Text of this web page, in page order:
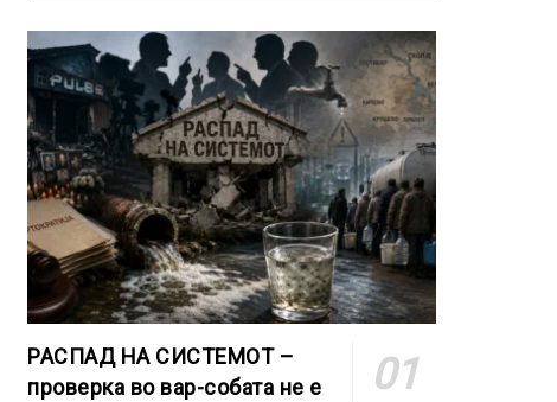
РАСПАД НА СИСТЕМОТ –
проверка во вар-собата не е